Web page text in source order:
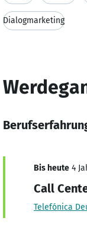
Dialogmarketing
Bis heute 4
Call
Telefónica